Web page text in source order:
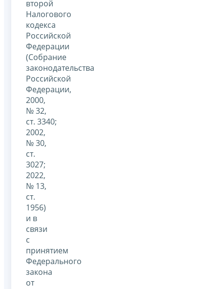
второй
Налогового
кодекса
Российской
Федерации
(Собрание
законодательства
Российской
Федерации,
2000,
№ 32,
ст. 3340;
2002,
№ 30,
ст.
3027;
2022,
№ 13,
ст.
1956)
и в
связи
с
принятием
Федерального
закона
от